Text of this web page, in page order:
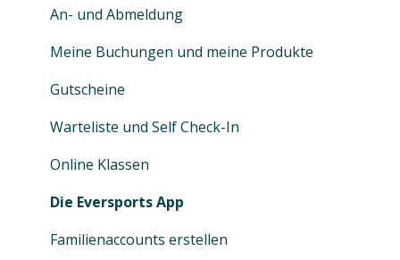
An- und Abmeldung
Meine Buchungen und meine Produkte
Gutscheine
Warteliste und Self Check-In
Online Klassen
Die Eversports App
Familienaccounts erstellen